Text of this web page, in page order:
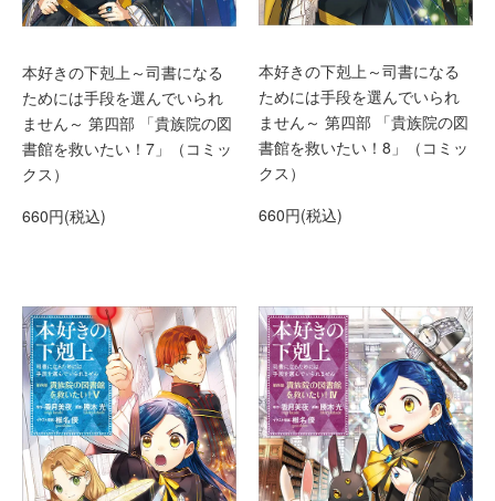
本好きの下剋上～司書になる
ためには手段を選んでいられ
ません～ 第四部 「貴族院の図
書館を救いたい！7」（コミッ
クス）
660円(税込)
本好きの下剋上～司書になる
ためには手段を選んでいられ
ません～ 第四部 「貴族院の図
書館を救いたい！8」（コミッ
クス）
660円(税込)